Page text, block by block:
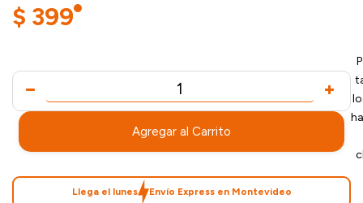
$ 399
Agregar al Carrito
Llega el lunes Envío Express en Montevideo